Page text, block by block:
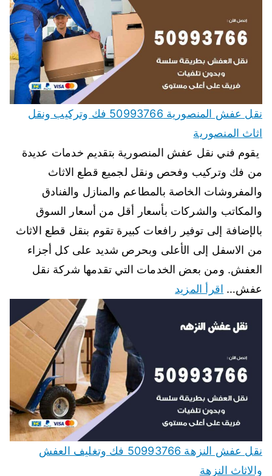
نقل عفش المنصورية 50993766 فك وتركيب ونقل
اثاث المنصورية
يقوم فني نقل عفش المنصورية بتقديم خدمات عديدة
من فك وتركيب وفحص ونقل لجميع قطع الاثاث
والمفروشات الخاصة بالمطاعم والمنازل والفنادق
والمكاتب والشركات بأسعار أقل من أسعار السوق
بالإضافة إلى توفير رافعات كبيرة تقوم بنقل قطع الاثاث
من الاسفل إلى الأعلى وبحرص شديد على كل أجزاء
العفش. ومن بعض الخدمات التي تقدمها شركة نقل
عفش… اقرأ المزيد
نقل عفش النزهة 50993766 فك وتغليف العفش
والاثاث النزهة